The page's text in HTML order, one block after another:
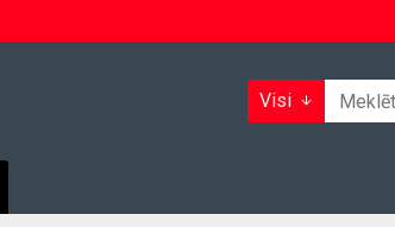
Visi